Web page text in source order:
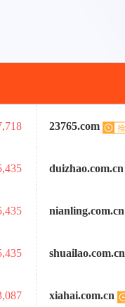
23765.com
duizhao.com.cn
nianling.com.cn
shuailao.com.cn
xiahai.com.cn